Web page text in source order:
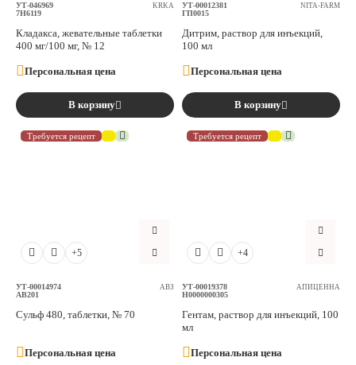
УТ-046969
7H6119
KRKA
Кладакса, жевательные таблетки
400 мг/100 мг, № 12
Персональная цена
В корзину
УТ-00012381
ГП0015
NITA-FARM
Дитрим, раствор для инъекций,
100 мл
Персональная цена
В корзину
Требуется рецепт
+5
УТ-00014974
AB201
АВЗ
Сульф 480, таблетки, № 70
Персональная цена
Требуется рецепт
+4
УТ-00019378
Н0000000305
АПИЦЕННА
Гентам, раствор для инъекций, 100
мл
Персональная цена